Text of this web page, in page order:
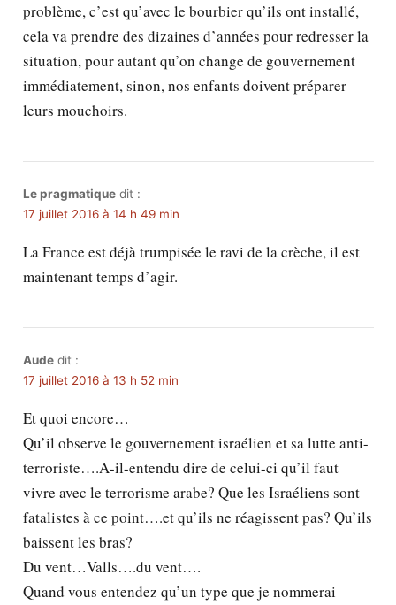
problème, c’est qu’avec le bourbier qu’ils ont installé,
cela va prendre des dizaines d’années pour redresser la
situation, pour autant qu’on change de gouvernement
immédiatement, sinon, nos enfants doivent préparer
leurs mouchoirs.
Le pragmatique dit :
17 juillet 2016 à 14 h 49 min
La France est déjà trumpisée le ravi de la crèche, il est
maintenant temps d’agir.
Aude dit :
17 juillet 2016 à 13 h 52 min
Et quoi encore…
Qu’il observe le gouvernement israélien et sa lutte anti-
terroriste….A-il-entendu dire de celui-ci qu’il faut
vivre avec le terrorisme arabe? Que les Israéliens sont
fatalistes à ce point….et qu’ils ne réagissent pas? Qu’ils
baissent les bras?
Du vent…Valls….du vent….
Quand vous entendez qu’un type que je nommerai